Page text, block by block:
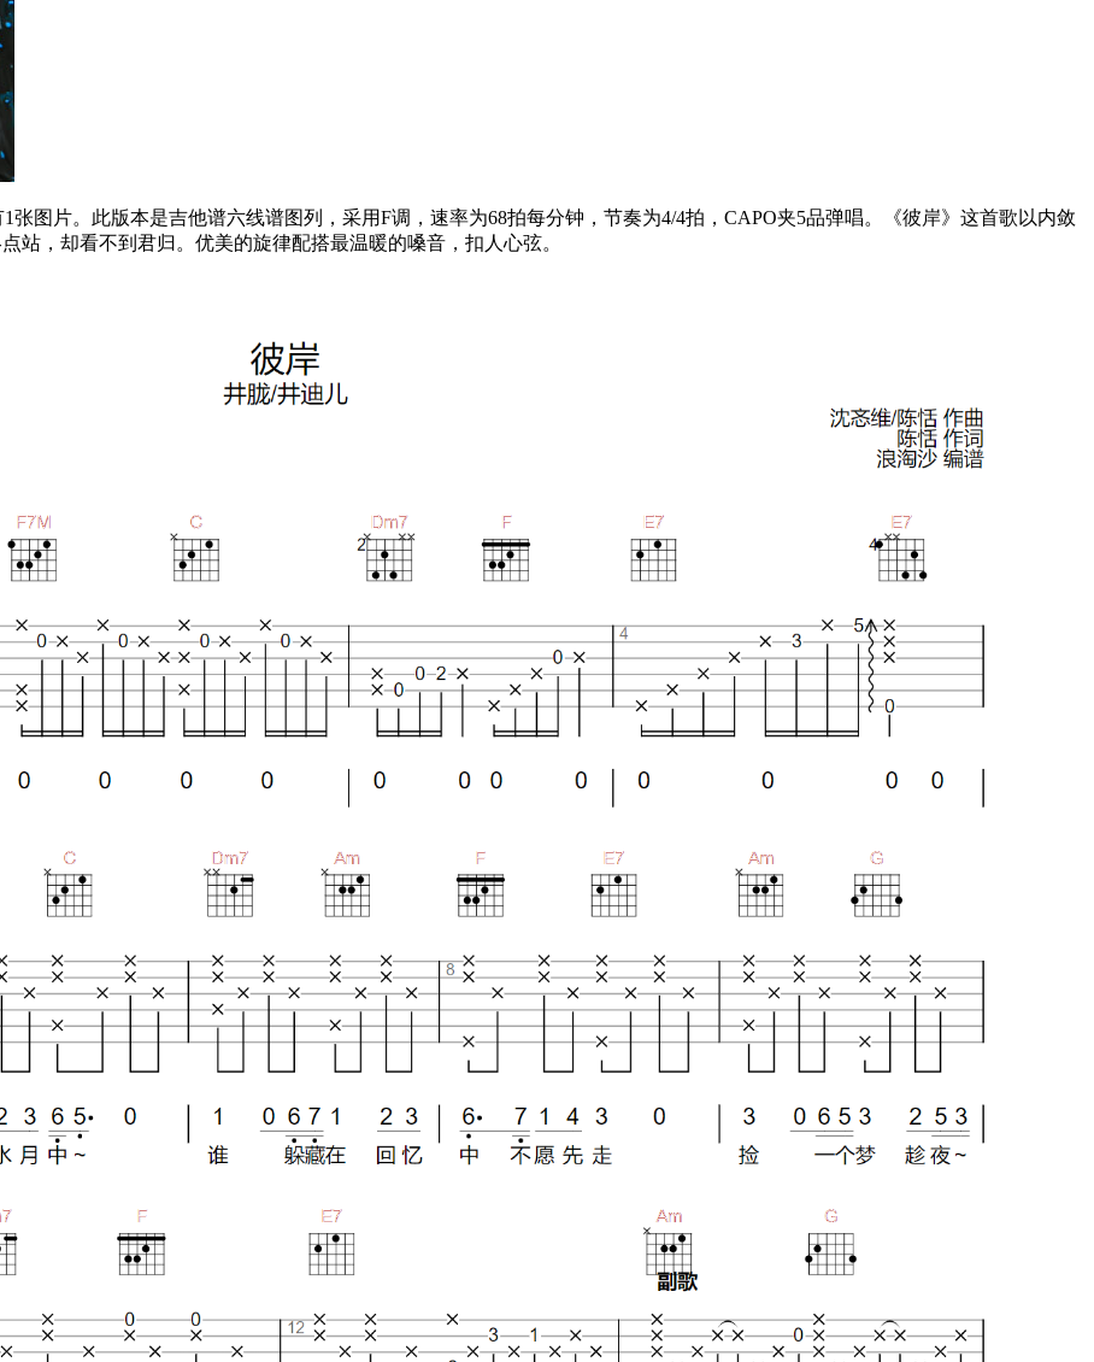
图片。此版本是吉他谱六线谱图列，采用F调，速率为68拍每分钟，节奏为4/4拍，CAPO夹5品弹唱。《彼岸》这首歌以内敛
站，却看不到君归。优美的旋律配搭最温暖的嗓音，扣人心弦。